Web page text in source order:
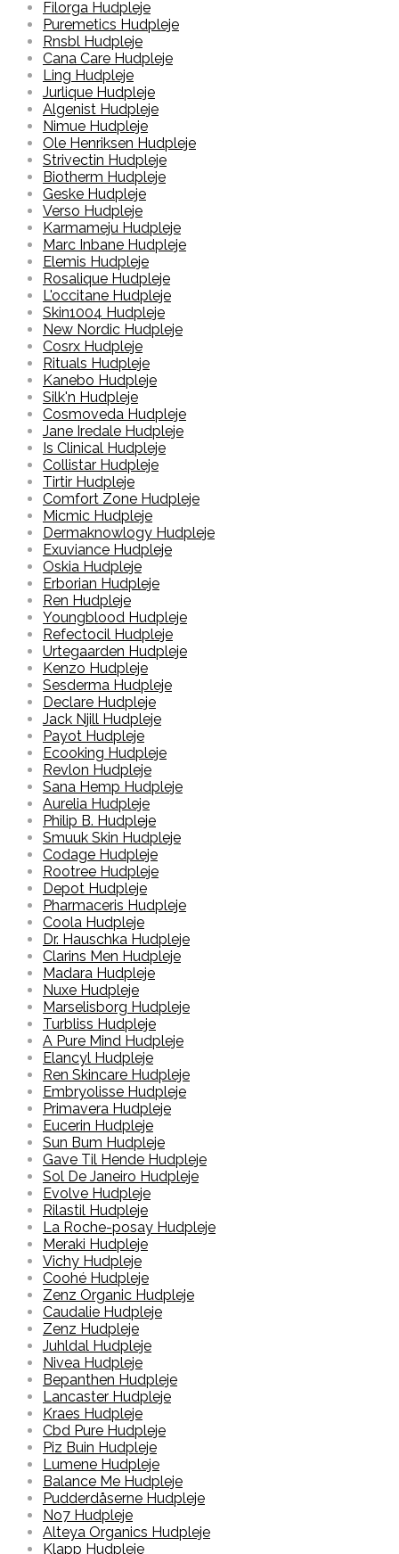
Filorga Hudpleje
Puremetics Hudpleje
Rnsbl Hudpleje
Cana Care Hudpleje
Ling Hudpleje
Jurlique Hudpleje
Algenist Hudpleje
Nimue Hudpleje
Ole Henriksen Hudpleje
Strivectin Hudpleje
Biotherm Hudpleje
Geske Hudpleje
Verso Hudpleje
Karmameju Hudpleje
Marc Inbane Hudpleje
Elemis Hudpleje
Rosalique Hudpleje
L'occitane Hudpleje
Skin1004 Hudpleje
New Nordic Hudpleje
Cosrx Hudpleje
Rituals Hudpleje
Kanebo Hudpleje
Silk'n Hudpleje
Cosmoveda Hudpleje
Jane Iredale Hudpleje
Is Clinical Hudpleje
Collistar Hudpleje
Tirtir Hudpleje
Comfort Zone Hudpleje
Micmic Hudpleje
Dermaknowlogy Hudpleje
Exuviance Hudpleje
Oskia Hudpleje
Erborian Hudpleje
Ren Hudpleje
Youngblood Hudpleje
Refectocil Hudpleje
Urtegaarden Hudpleje
Kenzo Hudpleje
Sesderma Hudpleje
Declare Hudpleje
Jack Njill Hudpleje
Payot Hudpleje
Ecooking Hudpleje
Revlon Hudpleje
Sana Hemp Hudpleje
Aurelia Hudpleje
Philip B. Hudpleje
Smuuk Skin Hudpleje
Codage Hudpleje
Rootree Hudpleje
Depot Hudpleje
Pharmaceris Hudpleje
Coola Hudpleje
Dr. Hauschka Hudpleje
Clarins Men Hudpleje
Madara Hudpleje
Nuxe Hudpleje
Marselisborg Hudpleje
Turbliss Hudpleje
A Pure Mind Hudpleje
Elancyl Hudpleje
Ren Skincare Hudpleje
Embryolisse Hudpleje
Primavera Hudpleje
Eucerin Hudpleje
Sun Bum Hudpleje
Gave Til Hende Hudpleje
Sol De Janeiro Hudpleje
Evolve Hudpleje
Rilastil Hudpleje
La Roche-posay Hudpleje
Meraki Hudpleje
Vichy Hudpleje
Coohé Hudpleje
Zenz Organic Hudpleje
Caudalie Hudpleje
Zenz Hudpleje
Juhldal Hudpleje
Nivea Hudpleje
Bepanthen Hudpleje
Lancaster Hudpleje
Kraes Hudpleje
Cbd Pure Hudpleje
Piz Buin Hudpleje
Lumene Hudpleje
Balance Me Hudpleje
Pudderdåserne Hudpleje
No7 Hudpleje
Alteya Organics Hudpleje
Klapp Hudpleje